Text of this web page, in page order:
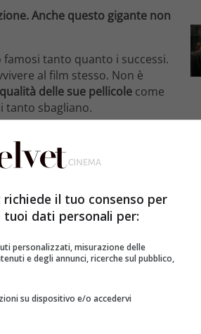
Anche questo gigante non
tanto quanto i successi.
al film stesso. Non è
delle sue pellicole come
tanto sbagliano.
con acqua dolce
in un batter
. Quando il semidio Maui
verso est
, ma osservando la
la rotta a nord.
il tuo consenso per
tuoi dati personali per:
personalizzati, misurazione delle
e degli annunci, ricerche sul pubblico,
su dispositivo e/o accedervi